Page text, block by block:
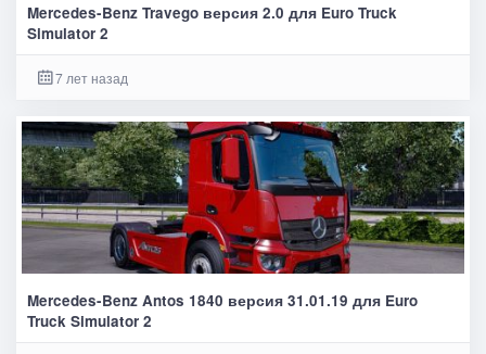
Mercedes-Benz Travego версия 2.0 для Euro Truck
Simulator 2
7 лет назад
Mercedes-Benz Antos 1840 версия 31.01.19 для Euro
Truck Simulator 2